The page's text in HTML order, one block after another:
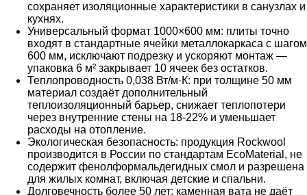
сохраняет изоляционные характеристики в санузлах и
кухнях.
Универсальный формат 1000×600 мм: плиты точно
входят в стандартные ячейки металлокаркаса с шагом
600 мм, исключают подрезку и ускоряют монтаж —
упаковка 6 м² закрывает 10 ячеек без остатков.
Теплопроводность 0,038 Вт/м·К: при толщине 50 мм
материал создаёт дополнительный
теплоизоляционный барьер, снижает теплопотери
через внутренние стены на 18-22% и уменьшает
расходы на отопление.
Экологическая безопасность: продукция Rockwool
производится в России по стандартам EcoMaterial, не
содержит фенолформальдегидных смол и разрешена
для жилых комнат, включая детские и спальни.
Долговечность более 50 лет: каменная вата не даёт